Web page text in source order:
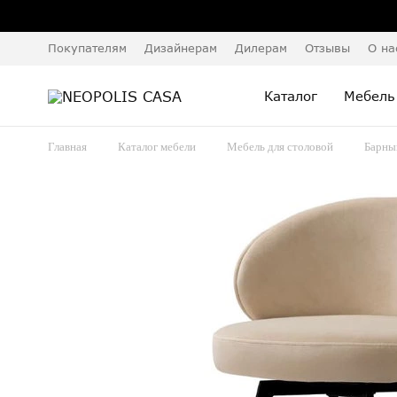
Покупателям Дизайнерам Дилерам Отзывы О
Каталог
Главная Каталог мебели Мебель для столовой